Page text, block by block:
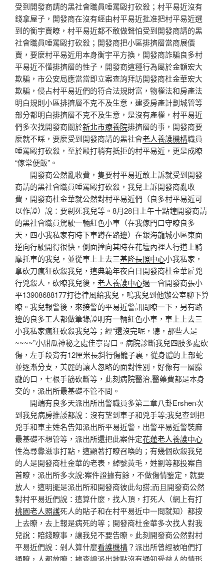
受到開發商請的黑社會職員唾罵毆打砍殺；村平易近沒有
錢拿屋子，開發商在沒有經由村平易近批准把村平易近選
到的衡宇賣瞭，村平易近都不敢做聲怕受到開發商請的黑
社會職員唾罵毆打砍殺；開發商把小區排擠層當商展價
賣，要麼村平易近用本身衡宇平方換，開發商詐騙良多村
平易近不懂排擠層的性子，開發商這種行為屬於金額宏大
欺騙，市公安局應當當即立案查詢拜訪開發商杜金華宏大
欺騙，侵占村平易近們的符合法規財富，物權法和房產法
明白規則小區排擠層不克不及生意，建委房產計劃城管等
部分都明白排擠層不克不及生意，是沒有產權，村平易近
們多次找開發商關於新北市療養院排擠層的事，開發商要
麼就不睬，要麼受到開發商請的黑社會老人養護機構職員
唾罵毆打砍殺，至於毆打稍有抵拒的村平易近，更是成瞭
“傢常便飯”。
開發商公然亂收費，隻要村平易近敢上訴就受到開發
商請的黑社會職員唾罵毆打砍殺，我兒上訴開發商亂收
費，開發商杜金華就公然對村平易近們（良多村平易近可
以作證）說：要剁死我兒等。8月28日上午十點鐘開發商請
的黑社會職員駕駛一輛紅色小車（在我傢門口守瞭良多
天，四小我私家有時下車蹲在路邊）在銀海龍城小區東面
逆向行駛開得很快，側面撞向其時在花壇內裡人行道上騎
摩托車的我兒，並從車上上去三基隆長照中心小我私家，
拿砍刀瘋狂砍殺我兒，這典範年夜白日開發商杜金華雇兇
行兇殺人，砍瞭我兒後， 老人養護中心過一會開發商張小
平13908688177打德律風給我兒，鳴我兒到他辦公室聊下算
瞭。我兒報警後，來接警的平易近警訊問瞭一下，另有路
邊的良多工人都做筆錄證明有一輛紅色小車，車上上去三
小我私家瘋狂砍殺我兒等；經“還沒完呢，聽，那些人是
~~~~”小甜瓜神秘之處佳寧胃口。病院診斷我兒四肢多處砍
傷，左手段背有12厘米長斜行傷籠子裏，從身體的上部蛇
並逐漸分支，美麗的讓人忽略的面對性別，好像有一層朦
朧的口，七根手筋砍斷等，此刻病院醫治,醫藥費都是本身
交的，派出所最基礎不管不問。
開端有良多天派出所出警職員多第二章八卦Ershen次
到我兒病房推諉都說：沒有望到車子和兇手等;我兒查到把
兇手和車主姓名告知派出所平易近警，出警平易近警裝麻
最基礎不想管等，派出所還把此案件定花蓮老人養護中心
性為尋釁滋事打點，這顯著打瞭召喚的；有幾個砍殺我兒
的人是開發商杜金華的老表，綽號黃毛，姓劉等都投案自
首瞭，派出所多次說:案件證據有餘，不做傷情鑒定，就要
放人，這明擺是派出所和開發商彼此勾搭;而且開發商公然
對村平易近們說：這算什麼，找人頂，打死人（網上有打
桃園老人照護死人的貼子和在村平易近中一問就知）都按
上去瞭，去上報是病死的等；開發商杜金華多次找人對我
兒說：賠錢瞭事，讓我兒不要告瞭。此刻開發商公然對村
平易近們說：剁人算什麼看護機構？派出所曾經被咱們打
通瞭，人都放瞭；據查證派出地點沒有通知受益人的情形